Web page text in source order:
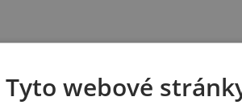
Tyto webové